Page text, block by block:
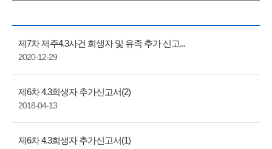
제7차 제주4.3사건 희생자 및 유족 추가 신고...
2020-12-29
제6차 4.3희생자 추가신고서(2)
2018-04-13
제6차 4.3희생자 추가신고서(1)